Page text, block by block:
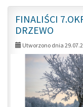
GALERIE:
FINALIŚCI
DRZEWO
Utworzono dnia